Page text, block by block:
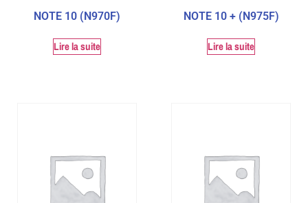
NOTE 10 (N970F)
Lire la suite
NOTE 10 + (N975F)
Lire la suite